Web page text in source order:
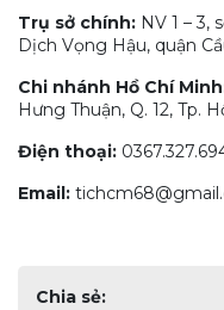
Trụ sở chính: NV 1 – 3,
Dịch Vọng Hậu, quận
Chi nhánh Hồ Chí
Hưng Thuận, Q. 12, Tp.
Điện thoại:
Email:
Chia sẻ: